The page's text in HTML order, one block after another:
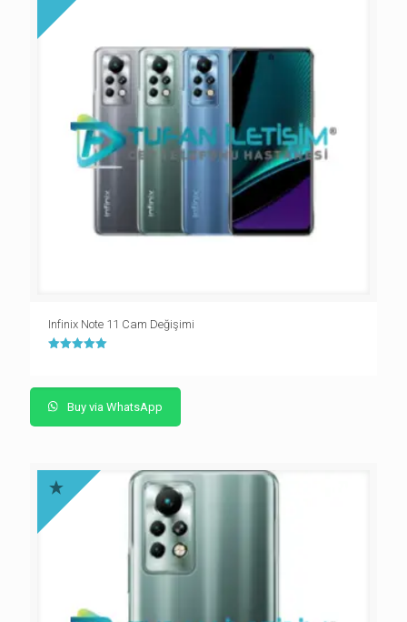
Infinix Note 11 Cam Değişimi
Buy via WhatsApp